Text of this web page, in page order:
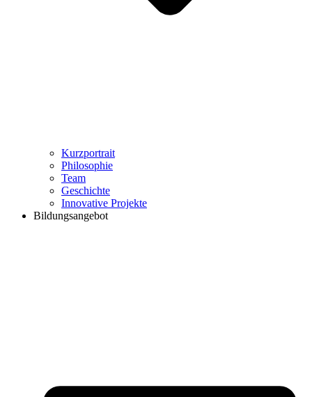
Kurzportrait
Philosophie
Team
Geschichte
Innovative Projekte
Bildungsangebot